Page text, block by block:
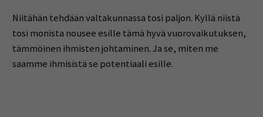
Niitähän tehdään valtakunnassa tosi paljon. Kyllä niistä
tosi monista nousee esille tämä hyvä vuorovaikutuksen,
tämmöinen ihmisten johtaminen. Ja se, miten me
saamme ihmisistä se potentiaali esille.